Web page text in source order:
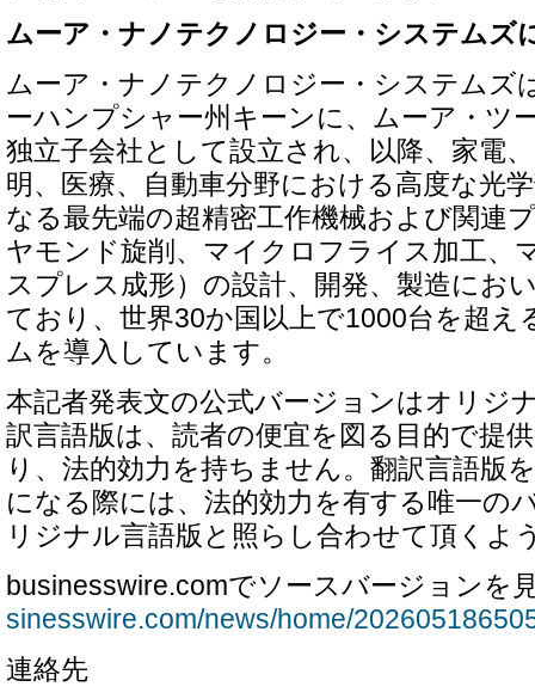
ムーア・ナノテクノロジー・システムズ
ムーア・ナノテクノロジー・システムズ
ーハンプシャー州キーンに、ムーア・ツ
独立子会社として設立され、以降、家電
明、医療、自動車分野における高度な光
なる最先端の超精密工作機械および関連
ヤモンド旋削、マイクロフライス加工、
スプレス成形）の設計、開発、製造にお
ており、世界30か国以上で1000台を超え
ムを導入しています。
本記者発表文の公式バージョンはオリジ
訳言語版は、読者の便宜を図る目的で提
り、法的効力を持ちません。翻訳言語版
になる際には、法的効力を有する唯一の
リジナル言語版と照らし合わせて頂くよ
businesswire.comでソースバージョンを
sinesswire.com/news/home/
連絡先